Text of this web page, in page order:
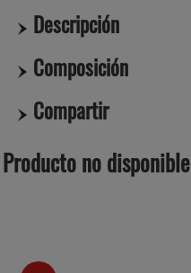
Descripción
Composición
Compartir
Producto no disponible